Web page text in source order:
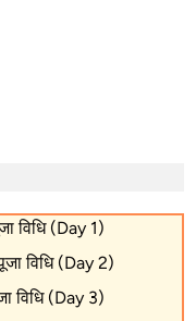
विधि (Day 1)
विधि (Day 2)
विधि (Day 3)